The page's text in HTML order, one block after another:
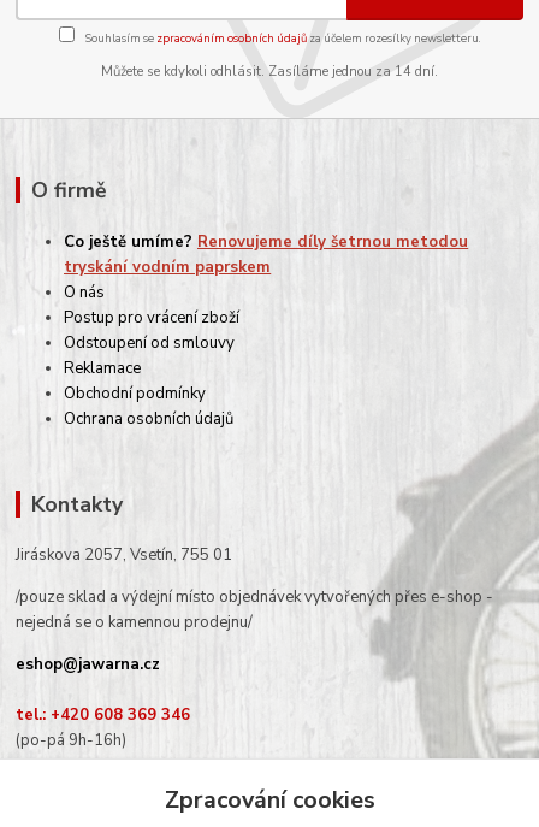
Souhlasím se zpracováním osobních údajůza účelem rozesílky newsletteru.
Můžete se kdykoli odhlásit. Zasíláme jednou za 14 dní.
O firmě
Co ještě umíme? Renovujeme díly šetrnou metodou
tryskání vodním paprskem
O nás
Postup pro vrácení zboží
Odstoupení od smlouvy
Reklamace
Obchodní podmínky
Ochrana osobních údajů
Kontakty
Jiráskova 2057, Vsetín, 755 01
/pouze sklad a výdejní místo objednávek vytvořených přes e-shop -
nejedná se o kamennou prodejnu/
eshop@jawarna.cz
tel.: +420 608 369 346
(po-pá 9h-16h)
Zpracování cookies